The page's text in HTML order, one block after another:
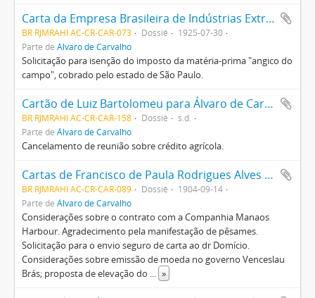
Carta da Empresa Brasileira de Indústrias Extrativas para Álvaro de Carvalho
BR RJMRAHI AC-CR-CAR-073 Dossiê
1925-07-30
Parte de Álvaro de Carvalho
Solicitação para isenção do imposto da matéria-prima "angico do
campo", cobrado pelo estado de São Paulo.
Cartão de Luiz Bartolomeu para Álvaro de Carvalho
BR RJMRAHI AC-CR-CAR-158 Dossiê
s.d.
Parte de Álvaro de Carvalho
Cancelamento de reunião sobre crédito agrícola.
Cartas de Francisco de Paula Rodrigues Alves para Álvaro de Carvalho
BR RJMRAHI AC-CR-CAR-089 Dossiê
1904-09-14
Parte de Álvaro de Carvalho
Considerações sobre o contrato com a Companhia Manaos
Harbour. Agradecimento pela manifestação de pêsames.
Solicitação para o envio seguro de carta ao dr Domício.
Considerações sobre emissão de moeda no governo Venceslau
Brás; proposta de elevação do ... »